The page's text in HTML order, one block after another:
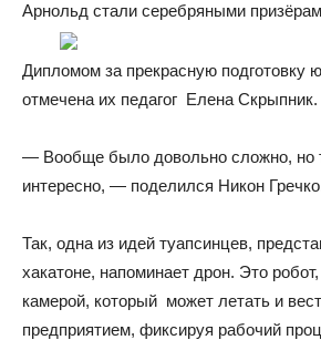
Арнольд стали серебряными
Дипломом за прекрасную подготовку
отмечена их педагог Елена Скрыпник.
— Вообще было довольно сложно, но
интересно, — поделился Никон
Так, одна из идей туапсинцев,
хакатоне, напоминает дрон. Это
камерой, который может летать и
предприятием, фиксируя рабочий